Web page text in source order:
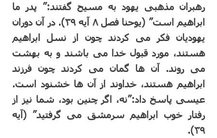
رهبران مذهبی یهود به مسیح گفتند:” پدر ما
ابراهیم است” (یوحنا فصل ۸ آیه ۳۹). در آن دوران
یهودیان فکر می کردند چون از نسل ابراهیم
هستند، مورد قبول خدا می باشند و به بهشت
می روند. آن ها گمان می کردند چون فرزند
ابراهیم هستند، خداوند از آن ها خشنود است.
عیسی پاسخ داد:”نه، اگر چنین بود، شما نیز از
رفتار خوب ابراهیم سرمشق می گرفتید” (آیه
۳۹).